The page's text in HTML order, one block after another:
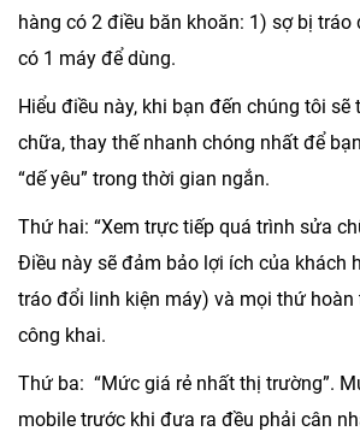
hàng có 2 điều băn khoăn: 1) sợ bị
có 1 máy để dùng.
Hiểu điều này, khi bạn đến chúng tôi sẽ
chữa, thay thế nhanh chóng nhất để
“dế yêu” trong thời gian ngắn.
Thứ hai: “Xem trực tiếp quá trình sửa
Điều này sẽ đảm bảo lợi ích của khách
tráo đổi linh kiện máy) và mọi thứ hoàn
công khai.
Thứ ba: “Mức giá rẻ nhất thị trường”.
mobile trước khi đưa ra đều phải cân